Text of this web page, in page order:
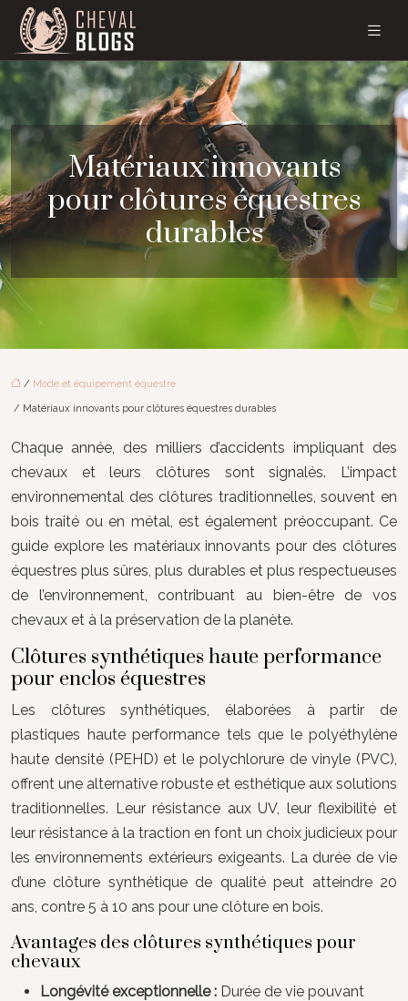
Matériaux innovants
pour clôtures équestres
durables
/ Mode et équipement équestre
/ Matériaux innovants pour clôtures équestres durables
Chaque année, des milliers d’accidents impliquant des
chevaux et leurs clôtures sont signalés. L’impact
environnemental des clôtures traditionnelles, souvent en
bois traité ou en métal, est également préoccupant. Ce
guide explore les matériaux innovants pour des clôtures
équestres plus sûres, plus durables et plus respectueuses
de l’environnement, contribuant au bien-être de vos
chevaux et à la préservation de la planète.
Clôtures synthétiques haute performance
pour enclos équestres
Les clôtures synthétiques, élaborées à partir de
plastiques haute performance tels que le polyéthylène
haute densité (PEHD) et le polychlorure de vinyle (PVC),
offrent une alternative robuste et esthétique aux solutions
traditionnelles. Leur résistance aux UV, leur flexibilité et
leur résistance à la traction en font un choix judicieux pour
les environnements extérieurs exigeants. La durée de vie
d’une clôture synthétique de qualité peut atteindre 20
ans, contre 5 à 10 ans pour une clôture en bois.
Avantages des clôtures synthétiques pour
chevaux
Longévité exceptionnelle : Durée de vie pouvant